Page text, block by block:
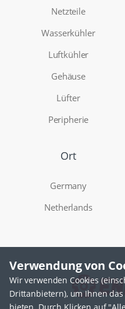
Verwendung von
Wir verwenden Cookies
Drittanbietern), um Ihnen
Netzteile
Wasserkühler
Luftkühler
Gehäuse
Lüfter
Peripherie
Ort
Germany
Netherlands